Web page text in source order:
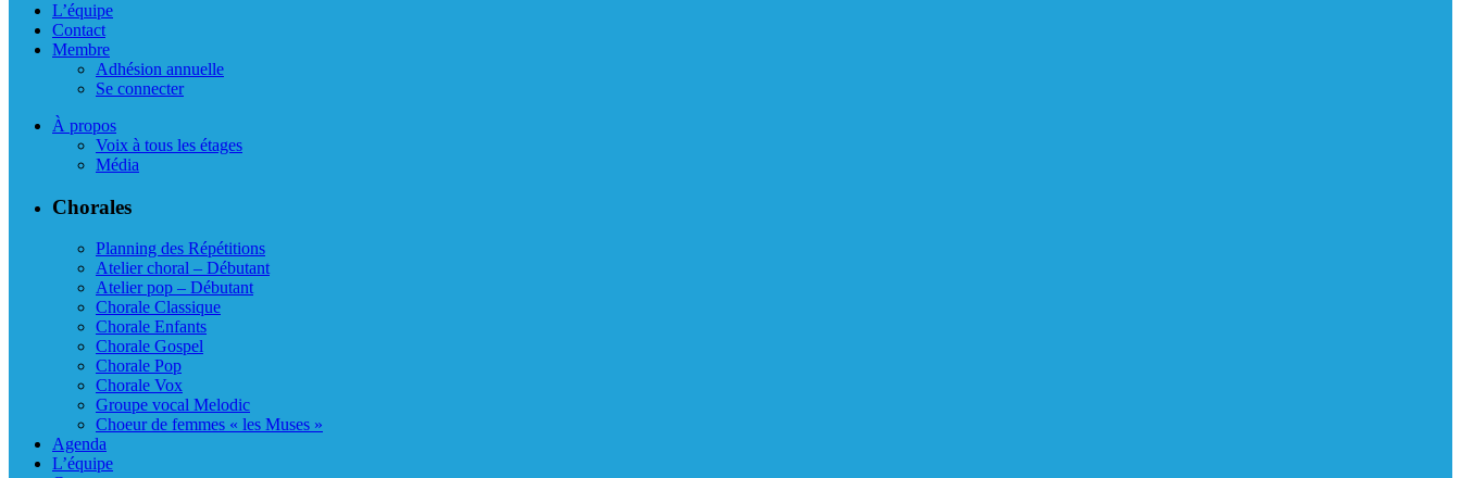
L’équipe
Contact
Membre
Adhésion annuelle
Se connecter
À propos
Voix à tous les étages
Média
Chorales
Planning des Répétitions
Atelier choral – Débutant
Atelier pop – Débutant
Chorale Classique
Chorale Enfants
Chorale Gospel
Chorale Pop
Chorale Vox
Groupe vocal Melodic
Choeur de femmes « les Muses »
Agenda
L’équipe